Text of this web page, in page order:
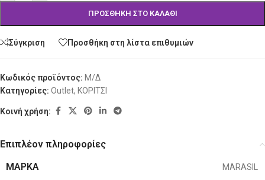
ΠΡΟΣΘΉΚΗ ΣΤΟ ΚΑΛΆΘΙ
Σύγκριση Προσθήκη στη λίστα επιθυμιών
Κωδικός προϊόντος: Μ/Δ
Κατηγορίες: Outlet, ΚΟΡΙΤΣΙ
Κοινή χρήση:
Επιπλέον πληροφορίες
ΜΆΡΚΑ
MARASIL